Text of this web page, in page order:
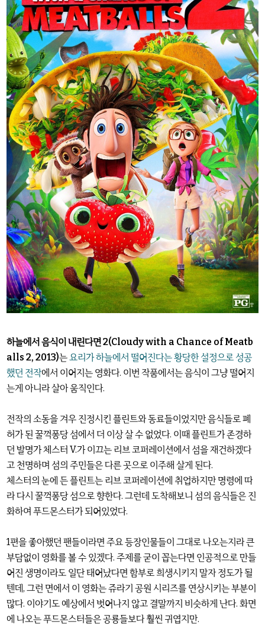
하늘에서 음식이 내린다면 2(Cloudy with a Chance of Meatb
alls 2, 2013)는요리가 하늘에서 떨어진다는 황당한 설정으로 성공
했던 전작에서 이어지는 영화다. 이번 작품에서는 음식이 그냥 떨어지
는게 아니라 살아 움직인다.
전작의 소동을 겨우 진정시킨 플린트와 동료들이었지만 음식들로 폐
허가 된 꿀꺽퐁당 섬에서 더 이상 살 수 없었다. 이때 플린트가 존경하
던 발명가 체스터 V.가 이끄는 리브 코퍼레이션에서 섬을 재건하겠다
고 천명하며 섬의 주민들은 다른 곳으로 이주해 살게 된다.
체스터의 눈에 든 플린트는 리브 코퍼레이션에 취업하지만 명령에 따
라 다시 꿀꺽퐁당 섬으로 향한다. 그런데 도착해보니 섬의 음식들은 진
화하여 푸드몬스터가 되어있었다.
1편을 좋아했던 팬들이라면 주요 등장인물들이 그대로 나오는지라 큰
부담없이 영화를 볼 수 있겠다. 주제를 굳이 꼽는다면 인공적으로 만들
어진 생명이라도 일단 태어났다면 함부로 희생시키지 말자 정도가 될
텐데, 그런 면에서 이 영화는 쥬라기 공원 시리즈를 연상시키는 부분이
많다. 이야기도 예상에서 벗어나지 않고 결말까지 비슷하게 난다. 화면
에 나오는 푸드몬스터들은 공룡들보다 훨씬 귀엽지만.